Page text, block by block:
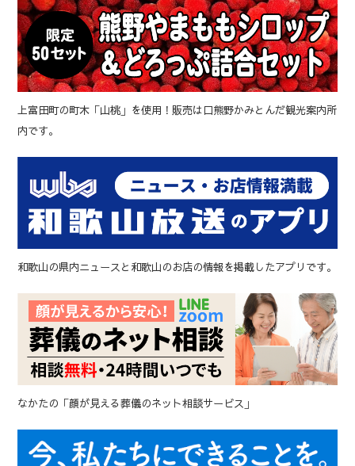
上富田町の町木「山桃」を使用！販売は口熊野かみとんだ観光案内所
内です。
和歌山の県内ニュースと和歌山のお店の情報を掲載したアプリです。
なかたの「顔が見える葬儀のネット相談サービス」